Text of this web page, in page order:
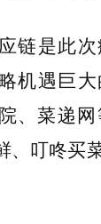
链是此
机遇巨
、菜递
、叮咚买